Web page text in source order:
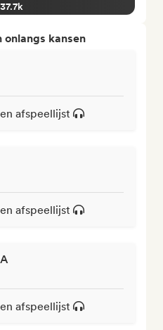
37.7k
onlangs kansen
afspeellijst
afspeellijst
afspeellijst